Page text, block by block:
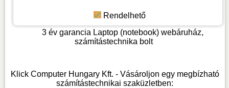
Rendelhető
3 év garancia Laptop (notebook) webáruház,
számítástechnika bolt
Klick Computer Hungary Kft. - Vásároljon egy megbízható
számítástechnikai szaküzletben: